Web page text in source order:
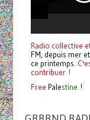
Radio collective
FM, depuis mer
ce printemps.
contribuer !
Free Palestine !